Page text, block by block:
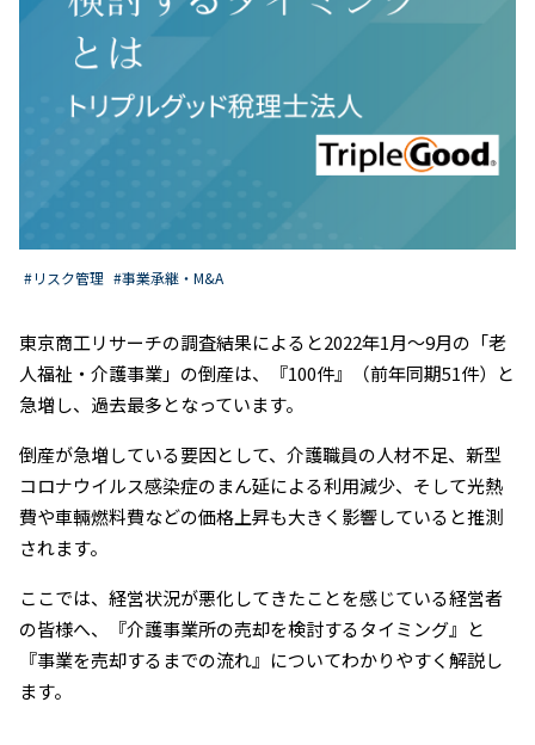
#リスク管理 #事業承継・M&A
東京商工リサーチの調査結果によると2022年1月〜9月の「老
人福祉・介護事業」の倒産は、『100件』（前年同期51件）と
急増し、過去最多となっています。
倒産が急増している要因として、介護職員の人材不足、新型
コロナウイルス感染症のまん延による利用減少、そして光熱
費や車輛燃料費などの価格上昇も大きく影響していると推測
されます。
ここでは、経営状況が悪化してきたことを感じている経営者
の皆様へ、『介護事業所の売却を検討するタイミング』と
『事業を売却するまでの流れ』についてわかりやすく解説し
ます。